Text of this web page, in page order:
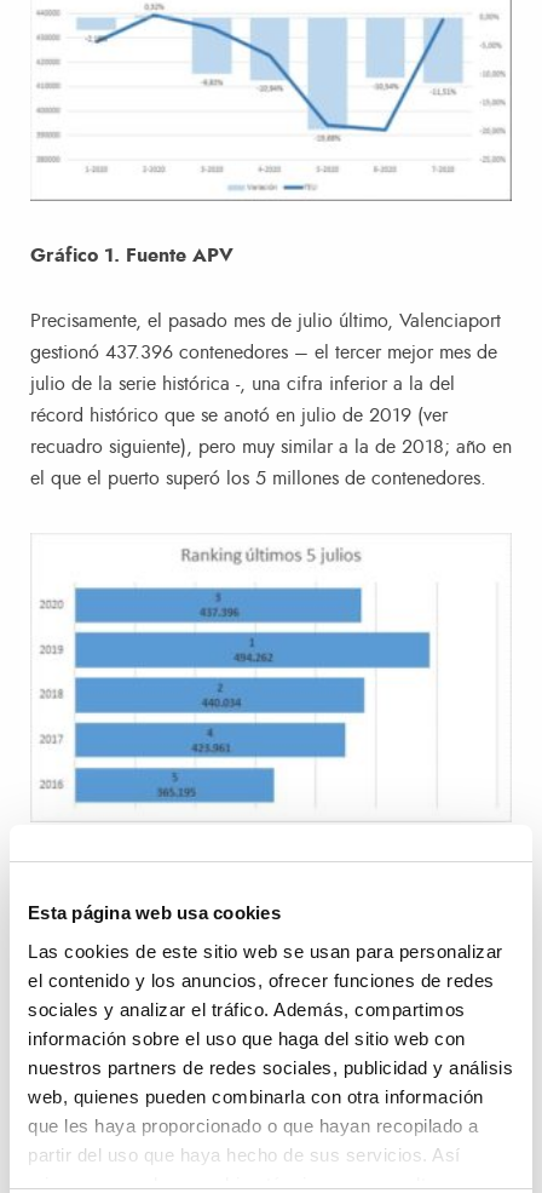
Esta página web usa cookies
Las cookies de este sitio web se usan para personalizar
el contenido y los anuncios, ofrecer funciones de redes
sociales y analizar el tráfico. Además, compartimos
información sobre el uso que haga del sitio web con
nuestros partners de redes sociales, publicidad y análisis
web, quienes pueden combinarla con otra información
que les haya proporcionado o que hayan recopilado a
partir del uso que haya hecho de sus servicios. Así
mismo se emplean cookies técnicas que resultan
Gráfico 1. Fuente APV
Precisamente, el pasado mes de julio último, Valenciaport
gestionó 437.396 contenedores – el tercer mejor mes de
julio de la serie histórica -, una cifra inferior a la del
récord histórico que se anotó en julio de 2019 (ver
recuadro siguiente), pero muy similar a la de 2018; año en
el que el puerto superó los 5 millones de contenedores.
Más al detalle, respecto a las exportaciones e
importaciones en Valenciaport, julio refleja un descenso
del 10,3% en los contenedores llenos cargados
(exportaciones), una disminución del 17,6% en los de
descarga (importaciones), mientras que los de tránsito
cayeron un 8,7%. Una tendencia que también se detecta
en los TEUs vacíos, que descendieron de media un 13,3%.